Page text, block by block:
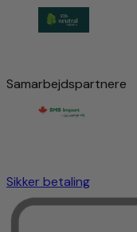
Samarbejdspartnere
Sikker betaling